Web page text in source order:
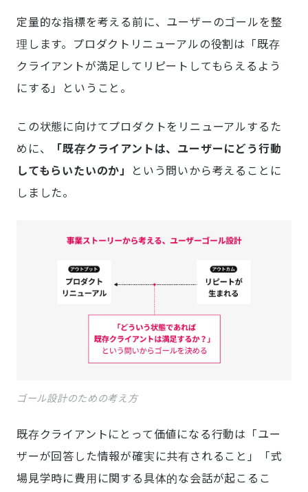
定量的な指標を考える前に、ユーザーのゴールを整
理します。プロダクトリニューアルの役割は「既存
クライアントが満足してリピートしてもらえるよう
にする」ということ。
この状態に向けてプロダクトをリニューアルするた
めに、
「既存クライアントは、ユーザーにどう行動
してもらいたいのか」
という問いから考えることに
しました。
ゴール設計のための考え方
既存クライアントにとって価値になる行動は「ユー
ザーが回答した情報が確実に共有されること」「式
場見学時に費用に関する具体的な会話が起こるこ